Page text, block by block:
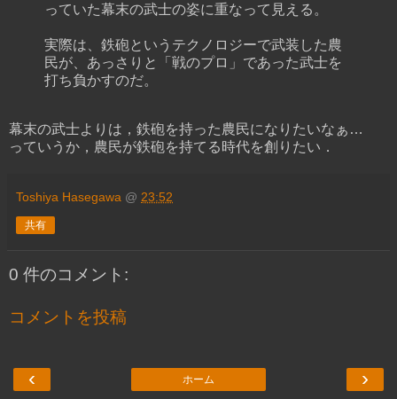
っていた幕末の武士の姿に重なって見える。
実際は、鉄砲というテクノロジーで武装した農
民が、あっさりと「戦のプロ」であった武士を
打ち負かすのだ。
幕末の武士よりは，鉄砲を持った農民になりたいなぁ…
っていうか，農民が鉄砲を持てる時代を創りたい．
Toshiya Hasegawa @ 23:52
共有
0 件のコメント:
コメントを投稿
‹ ›
ホーム